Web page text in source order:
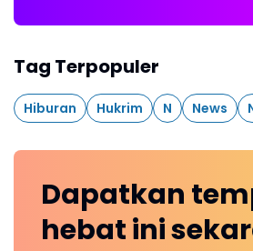
Tag Terpopuler
Hiburan Hukrim N News
Dapatkan
hebat ini